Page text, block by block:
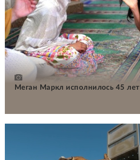
Меган Маркл исполнилось 45 лет